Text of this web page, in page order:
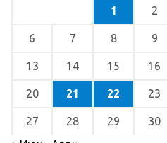
1 2
6 7 8 9
13 14 15 16
20 21 22 23
27 28 29 30